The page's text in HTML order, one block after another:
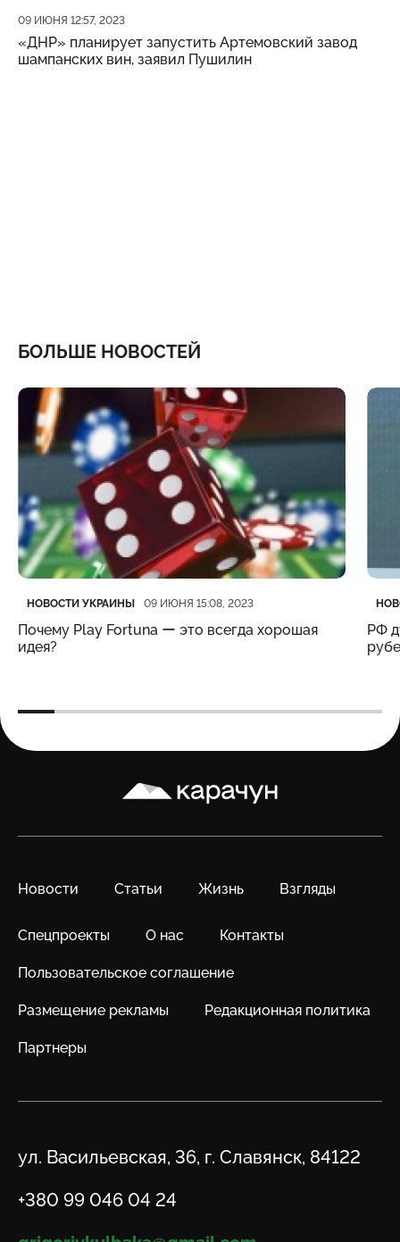
Дата публикации
09 ИЮНЯ 12:57, 2023
«ДНР» планирует запустить Артемовский завод
шампанских вин, заявил Пушилин
БОЛЬШЕ НОВОСТЕЙ
Категория
НОВОСТИ УКРАИНЫ
Дата публикации 09 ИЮНЯ 15:08, 2023
Почему Play Fortuna ー это всегда хорошая
идея?
РФ
Карачун
Новости Статьи Жизнь Взгляды
Спецпроекты О нас Контакты
Пользовательское соглашение
Размещение рекламы Редакционная политика
Партнеры
Адрес
ул. Васильевская, 36, г. Славянск, 84122
Телефон
+380 99 046 04 24